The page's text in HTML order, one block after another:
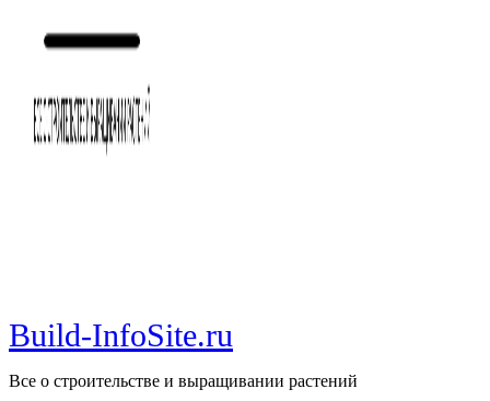
Build-InfoSite.ru
Все о строительстве и выращивании растений